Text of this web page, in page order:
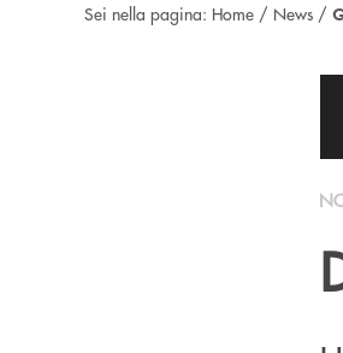
Sei nella pagina: Home / News /